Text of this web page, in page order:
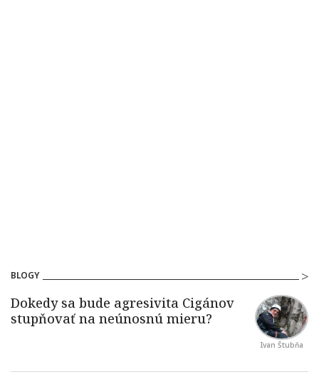
BLOGY
Ivan Štubňa